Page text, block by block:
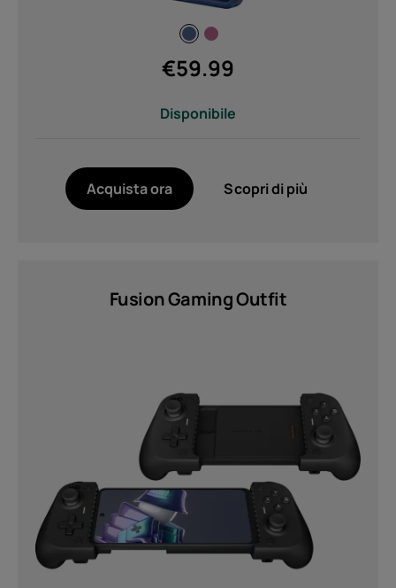
€59.99
Disponibile
Acquista ora Scopri di più
Fusion Gaming Outfit